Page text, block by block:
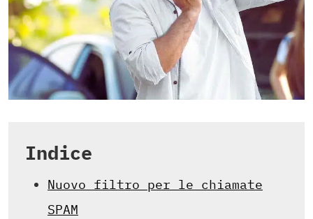
Indice
Nuovo filtro per le chiamate
SPAM